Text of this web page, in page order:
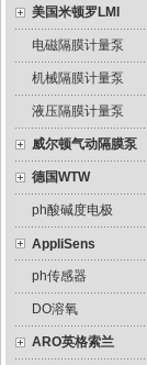
美国米顿罗LMI
电磁隔膜计量泵
机械隔膜计量泵
液压隔膜计量泵
威尔顿气动隔膜泵
德国WTW
ph酸碱度电极
AppliSens
ph传感器
DO溶氧
ARO英格索兰